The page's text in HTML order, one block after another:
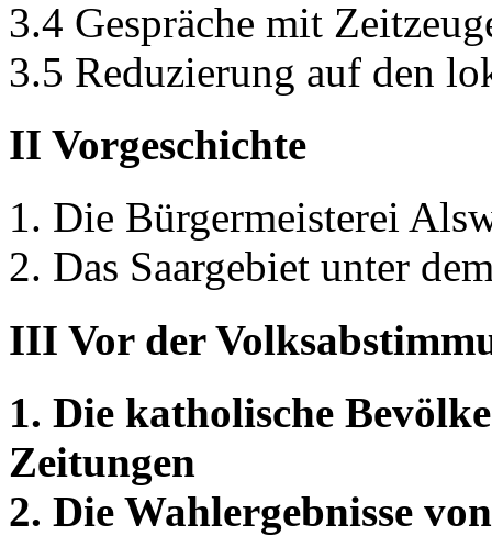
3.4 Gespräche mit
3.5 Reduzierung auf den
II Vorgeschichte
1. Die Bürgermeisterei
2. Das Saargebiet unter
III Vor der
1. Die katholische
Zeitungen
2. Die Wahlergebnisse